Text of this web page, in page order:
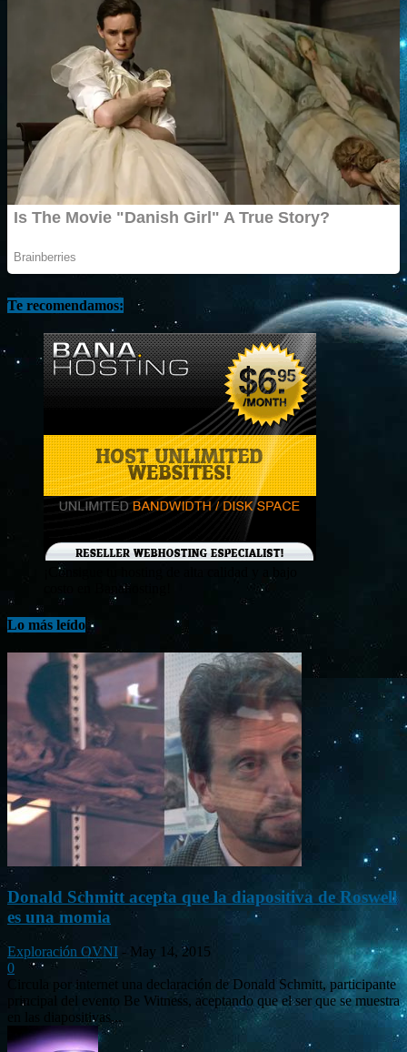
Te recomendamos:
¡Consigue tu hosting de alta calidad y a bajo
costo en Banahosting!
Lo más leído
Donald Schmitt acepta que la diapositiva de Roswell
es una momia
Exploración OVNI - May 14, 2015
0
Circula por internet una declaración de Donald Schmitt, participante
principal del evento Be Witness, aceptando que el ser que se muestra
en las diapositivas...